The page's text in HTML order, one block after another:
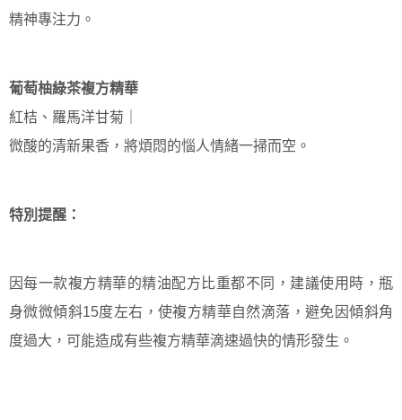
精神專注力。
葡萄柚綠茶複方精華
紅桔、羅馬洋甘菊｜
微酸的清新果香，將煩悶的惱人情緒一掃而空。
特別提醒：
因每一款複方精華的精油配方比重都不同，建議使用時，瓶
身微微傾斜15度左右，使複方精華自然滴落，避免因傾斜角
度過大，可能造成有些複方精華滴速過快的情形發生。